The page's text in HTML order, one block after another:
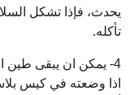
يحدث، فإذا تشكل
تأكله.
4- يمكن ان يبقى طين
اذا وضعته في كيس